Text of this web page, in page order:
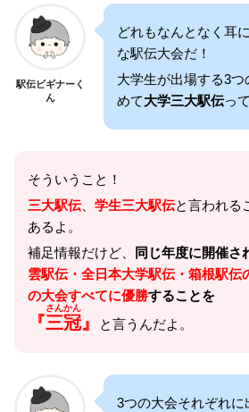
駅伝ビギナーく
ん
どれもなんとなく耳
な駅伝大会だ！
大学生が出場する3つ
めて大学三大駅伝っ
そういうこと！
三大駅伝、 学生三大駅伝と言われる
あるよ。
補足情報だけど、
同じ年度に開催さ
雲駅伝・全日本大学駅伝・箱根駅伝
の大会すべてに優勝することを
『三冠
さんかん
』 と言うんだよ。
3つの大会それぞれに